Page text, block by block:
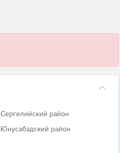
Сергелийский район
Юнусабадский район